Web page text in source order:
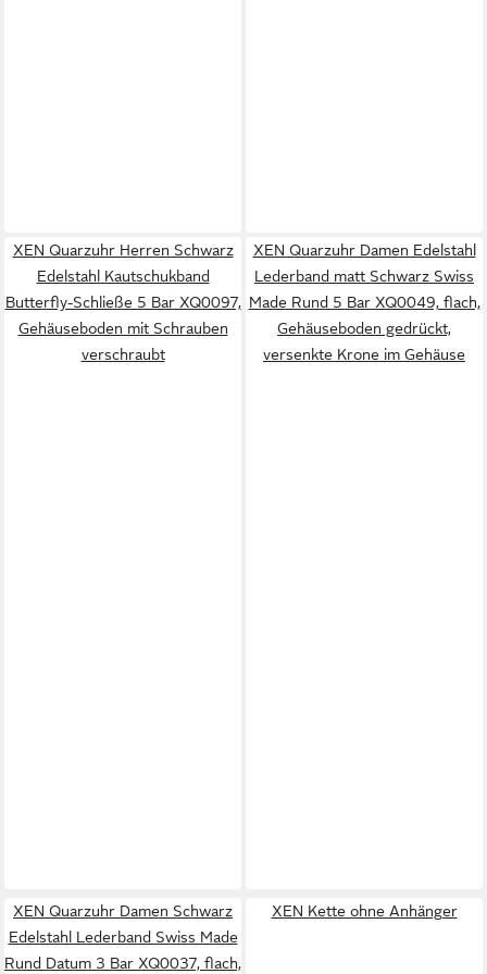
XEN Quarzuhr Herren Schwarz
Edelstahl Kautschukband
Butterfly-Schließe 5 Bar XQ0097,
Gehäuseboden mit Schrauben
verschraubt
XEN Quarzuhr Damen Edelstahl
Lederband matt Schwarz Swiss
Made Rund 5 Bar XQ0049, flach,
Gehäuseboden gedrückt,
versenkte Krone im Gehäuse
XEN Quarzuhr Damen Schwarz
Edelstahl Lederband Swiss Made
Rund Datum 3 Bar XQ0037, flach,
XEN Kette ohne Anhänger